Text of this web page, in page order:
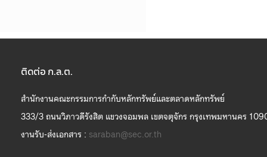
ติดต่อ ก.ล.ต.
สำนักงานคณะกรรมการกำกับหลักทรัพย์และตลาดหลักทรัพย์
333/3 ถนนวิภาวดีรังสิต แขวงจอมพล เขตจตุจักร กรุงเทพมหานคร
งานรับ-ส่งเอกสาร : saraban@sec.or.th